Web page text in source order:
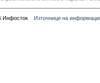
Инфосток Източници на